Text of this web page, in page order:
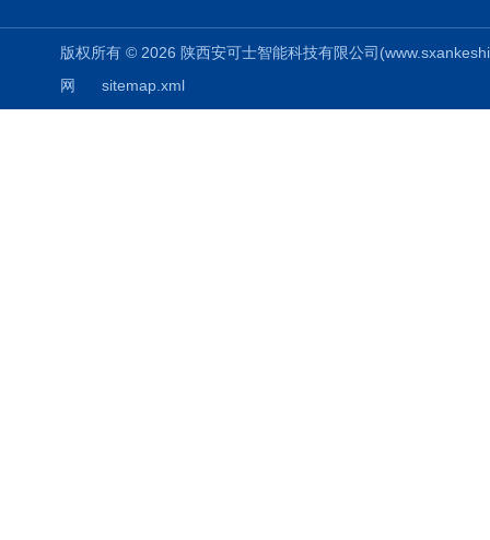
版权所有 © 2026 陕西安可士智能科技有限公司
网
sitemap.xml